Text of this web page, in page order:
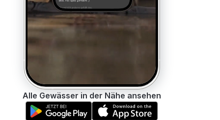
Alle Gewässer in der Nähe ansehen